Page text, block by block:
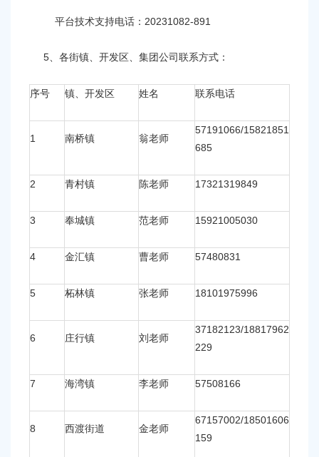
平台技术支持电话：20231082-891
5、各街镇、开发区、集团公司联系方式：
序号 镇、开发区 姓名 联系电话
1 南桥镇 翁老师
57191066/15821851
685
2 青村镇 陈老师 17321319849
3 奉城镇 范老师 15921005030
4 金汇镇 曹老师 57480831
5 柘林镇 张老师 18101975996
6 庄行镇 刘老师
37182123/18817962
229
7 海湾镇 李老师 57508166
8 西渡街道 金老师
67157002/18501606
159